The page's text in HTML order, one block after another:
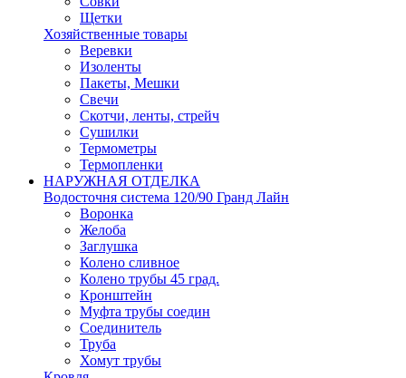
Щетки
Хозяйственные товары
Веревки
Изоленты
Пакеты, Мешки
Свечи
Скотчи, ленты, стрейч
Сушилки
Термометры
Термопленки
НАРУЖНАЯ ОТДЕЛКА
Водосточня система 120/90 Гранд Лайн
Воронка
Желоба
Заглушка
Колено сливное
Колено трубы 45 град.
Кронштейн
Муфта трубы соедин
Соединитель
Труба
Хомут трубы